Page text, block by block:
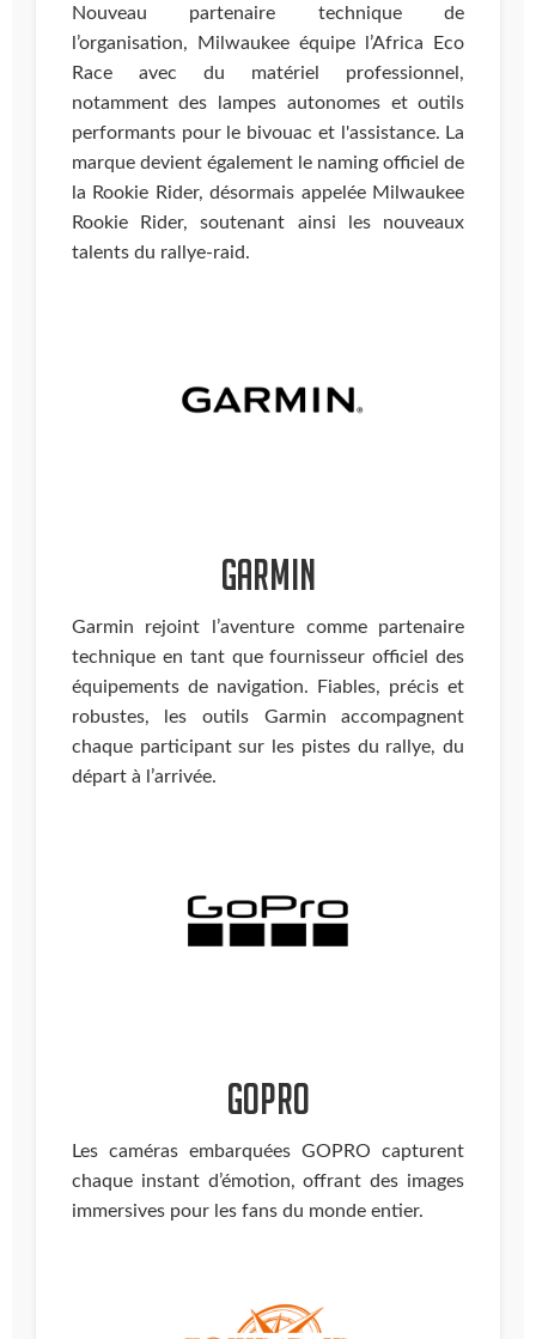
Nouveau partenaire technique de
l’organisation, Milwaukee équipe l’Africa Eco
Race avec du matériel professionnel,
notamment des lampes autonomes et outils
performants pour le bivouac et l'assistance. La
marque devient également le naming officiel de
la Rookie Rider, désormais appelée Milwaukee
Rookie Rider, soutenant ainsi les nouveaux
talents du rallye-raid.
GARMIN
Garmin rejoint l’aventure comme partenaire
technique en tant que fournisseur officiel des
équipements de navigation. Fiables, précis et
robustes, les outils Garmin accompagnent
chaque participant sur les pistes du rallye, du
départ à l’arrivée.
GOPRO
Les caméras embarquées GOPRO capturent
chaque instant d’émotion, offrant des images
immersives pour les fans du monde entier.